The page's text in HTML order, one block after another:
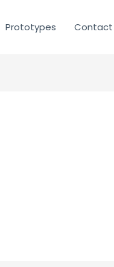
Prototypes Contact